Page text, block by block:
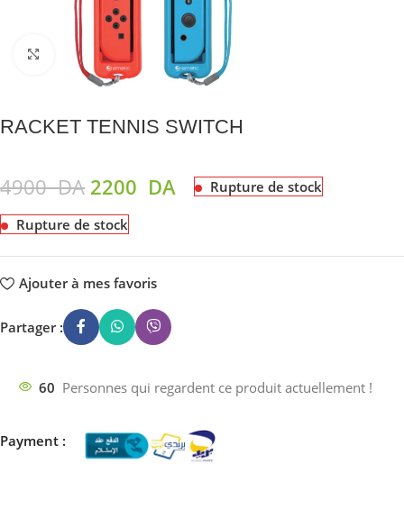
Agrandir
RACKET TENNIS SWITCH
4900DA 2200 DA Rupture de stock
Rupture de stock
Ajouter à mes favoris
Partager :
60 Personnes qui regardent ce produit actuellement !
Payment :